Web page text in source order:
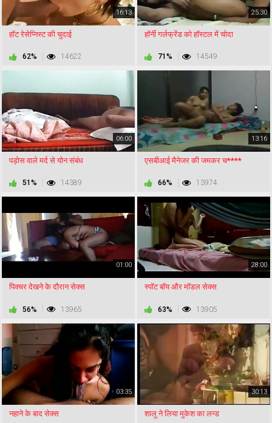
16:13
हॉट रेसेप्निस्ट की चुदाई
62% 14622
25:30
हॉर्नी गर्लफ्रेंड को हॉस्टल में चोदा
71% 14549
06:00
पड़ोस वाले मर्द से योन संबंध
51% 14389
13:16
एसबीआई मैनेजर की जमकर च****
66% 13974
01:00
पिक्चर देखने के दौरान सेक्स
56% 13965
28:00
स्पॉट बॉय और मॉडल सेक्स
63% 13905
03:35
नहाने के बाद सेक्स
30:13
शालू ने लिया मुकेश का लन्ड